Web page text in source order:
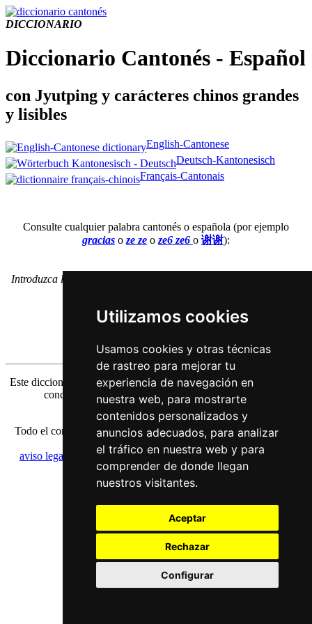
Utilizamos cookies
Usamos cookies y otras técnicas
de rastreo para mejorar tu
experiencia de navegación en
nuestra web, para mostrarte
contenidos personalizados y
anuncios adecuados, para analizar
el tráfico en nuestra web y para
comprender de donde llegan
nuestros visitantes.
Aceptar
Rechazar
Configurar
DICCIONARIO
Diccionario Cantonés - Español
con Jyutping y carácteres chinos grandes
y lisibles
English-Cantonese
Deutsch-Kantonesisch
Français-Cantonais
Consulte cualquier palabra cantonés o española (por ejemplo
gracias o ze ze o ze6 ze6 o 谢谢):
Introduzca la traducción española, el Jyutping o el carácter chino
Este diccionario está en desarrollo. Más palabras chinas, una mejor
concepción gráfica etc. serán añadidas paso a paso.
Todo el contenido está protegido por derechos de autor alemánes e
aviso legal
política de privacidad|configuración de los cookies